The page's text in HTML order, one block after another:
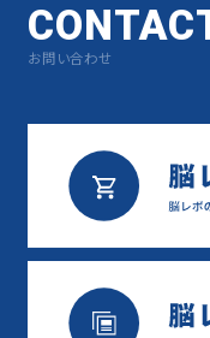
お問い合わせ